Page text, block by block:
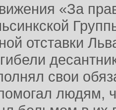
«За
отставки
свои
людям,